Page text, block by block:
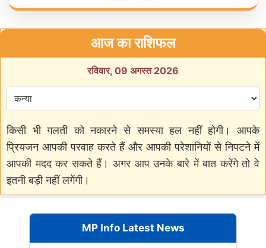
आज का राशिफल
रविवार, 09 अगस्त 2026
किसी भी गलती को नकारने से समस्या हल नहीं होगी। आपके
प्रियजन आपकी परवाह करते हैं और आपकी परेशानियों से निपटने में
आपकी मदद कर सकते हैं। अगर आप उनके बारे में बात करेंगे तो वे
इतनी बड़ी नहीं लगेंगी।
MP Info Latest News